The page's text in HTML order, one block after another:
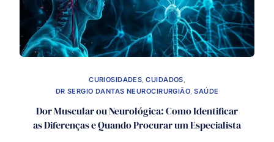
CURIOSIDADES ,CUIDADOS
DR SERGIO DANTAS NEUROCIRURGIÃO ,SAÚDE
Dor Muscular ou Neurológica: Como Identificar
as Diferenças e Quando Procurar um Especialista